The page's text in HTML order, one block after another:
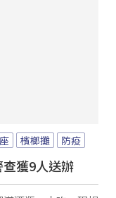
檳榔攤 防疫
獲9人送辦